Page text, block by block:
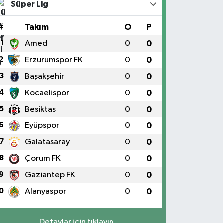
Süper Lig
Takım O P
1 Amed 0 0
Erzurumspor FK 0 0
3 Başakşehir 0 0
Kocaelispor 0 0
5 Beşiktaş 0 0
Eyüpspor 0 0
7 Galatasaray 0 0
8 Çorum FK 0 0
Gaziantep FK 0 0
Alanyaspor 0 0